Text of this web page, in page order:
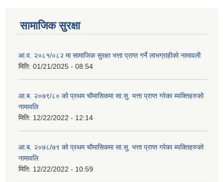
सामाजिक सुरक्षा
आ.व. २०८१/०८२ मा सामाजिक सुरक्षा भत्ता प्राप्त गर्ने लाभग्राहीको नामावली
मिति: 01/21/2025 - 08:54
आ.ब. २०७९/८० को प्रथम चौमासिकमा सा.सु. भत्ता प्राप्त गरेका ब्यक्तिहरुको
नामावलि
मिति: 12/22/2022 - 12:14
आ.ब. २०७८/७९ को प्रथम चौमासिकमा सा.सु. भत्ता प्राप्त गरेका ब्यक्तिहरुको
नामावलि
मिति: 12/22/2022 - 10:59